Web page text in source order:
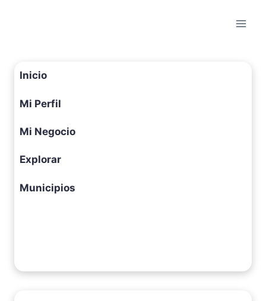
Inicio
Mi Perfil
Mi Negocio
Explorar
Municipios